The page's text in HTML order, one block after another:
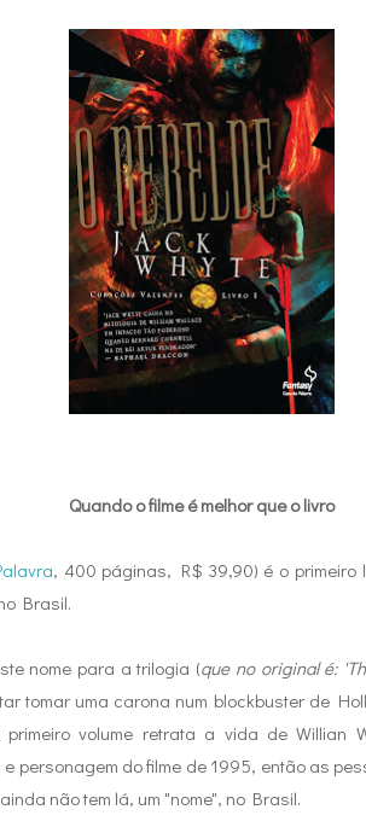
Quando o filme é melhor que o livro
, 400 páginas, R$ 39,90) é o primeiro
Brasil.
nome para a trilogia (que no original é:
tomar uma carona num blockbuster de
volume retrata a vida de Willian
personagem do filme de 1995, então as
não tem lá, um "nome", no Brasil.